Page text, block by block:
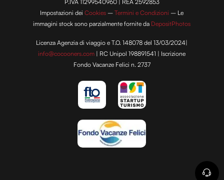
P.IVA 11299540960 | REA 2592853
Impostazioni deiCookies –Termini e Condizioni – Le
immagini stock sono parzialmente fornite da DepositPhotos
Licenza Agenzia di viaggio e T.O. 148078 del 13/03/2024|
info@cocooners.com | RC Unipol 198891541 | Iscrizione
Fondo Vacanze Felici n. 2737